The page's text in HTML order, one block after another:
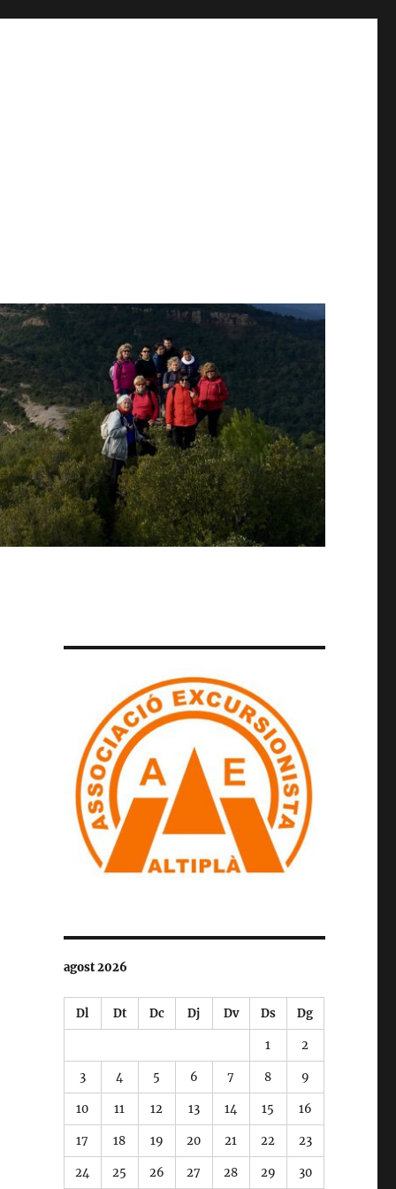
agost 2026
Dl Dt Dc Dj Dv Ds Dg
1 2
3 4 5 6 7 8 9
10 11 12 13 14 15 16
17 18 19 20 21 22 23
24 25 26 27 28 29 30